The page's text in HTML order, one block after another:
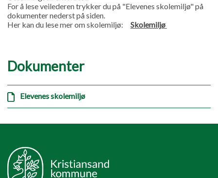
For å lese veilederen trykker du på "Elevenes skolemiljø" på
dokumenter nederst på siden.
Her kan du lese mer om skolemiljø: Skolemiljø
Dokumenter
Elevenes skolemiljø